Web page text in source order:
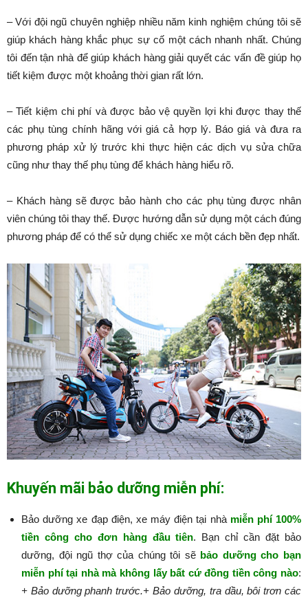
– Với đội ngũ chuyên nghiệp nhiều năm kinh nghiệm chúng tôi sẽ
giúp khách hàng khắc phục sự cố một cách nhanh nhất. Chúng
tôi đến tận nhà để giúp khách hàng giải quyết các vấn đề giúp họ
tiết kiệm được một khoảng thời gian rất lớn.
– Tiết kiệm chi phí và được bảo vệ quyền lợi khi được thay thế
các phụ tùng chính hãng với giá cả hợp lý. Báo giá và đưa ra
phương pháp xử lý trước khi thực hiện các dịch vụ sửa chữa
cũng như thay thế phụ tùng để khách hàng hiểu rõ.
– Khách hàng sẽ được bảo hành cho các phụ tùng được nhân
viên chúng tôi thay thế. Được hướng dẫn sử dụng một cách đúng
phương pháp để có thể sử dụng chiếc xe một cách bền đẹp nhất.
Khuyến mãi bảo dưỡng miễn phí:
Bảo dưỡng xe đạp điện, xe máy điện tại nhà miễn phí 100%
tiền công cho đơn hàng đầu tiên. Bạn chỉ cần đặt bảo
dưỡng, đội ngũ thợ của chúng tôi sẽ bảo dưỡng cho bạn
miễn phí tại nhà mà không lấy bất cứ đồng tiền công nào:​​​​​
+ Bảo dưỡng phanh trước.+ Bảo dưỡng, tra dầu, bôi trơn các